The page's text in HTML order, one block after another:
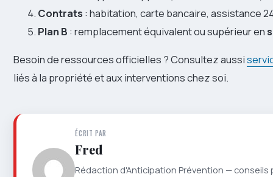
Contrats : habitation, carte bancaire, assistance
Plan B : remplacement équivalent ou supérieur en
Besoin de ressources officielles ? Consultez aussi
liés à la propriété et aux interventions chez soi.
ÉCRIT PAR
Fred
Rédaction d'Anticipation Prévention —